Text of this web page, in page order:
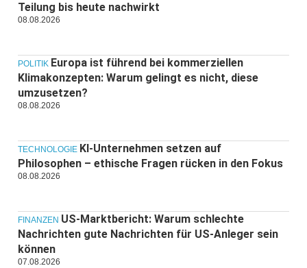
Teilung bis heute nachwirkt
08.08.2026
POLITIK Europa ist führend bei kommerziellen
Klimakonzepten: Warum gelingt es nicht, diese
umzusetzen?
08.08.2026
TECHNOLOGIE KI-Unternehmen setzen auf
Philosophen – ethische Fragen rücken in den Fokus
08.08.2026
FINANZEN US-Marktbericht: Warum schlechte
Nachrichten gute Nachrichten für US-Anleger sein
können
07.08.2026